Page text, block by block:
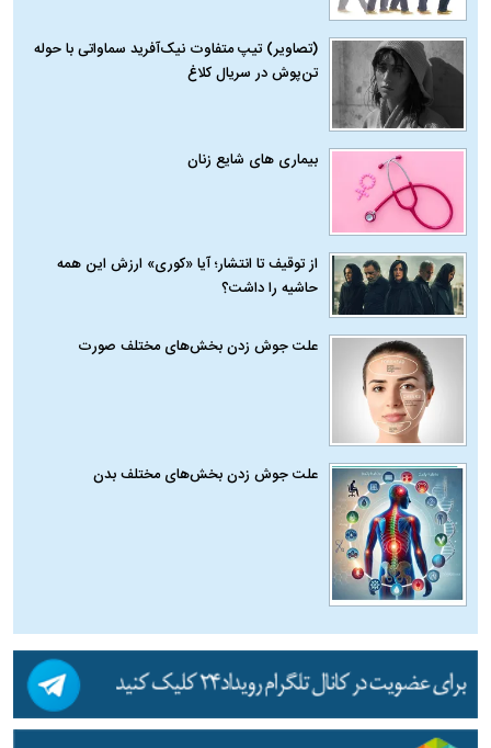
(تصاویر) تیپ متفاوت نیک‌آفرید سماواتی با حوله
تن‌پوش در سریال کلاغ
بیماری‌ های شایع زنان
از توقیف تا انتشار؛ آیا «کوری» ارزش این همه
حاشیه را داشت؟
علت جوش زدن بخش‌های مختلف صورت
علت جوش زدن بخش‌های مختلف بدن